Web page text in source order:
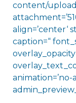
content/
align=’center‘
caption=“
animation=’no-